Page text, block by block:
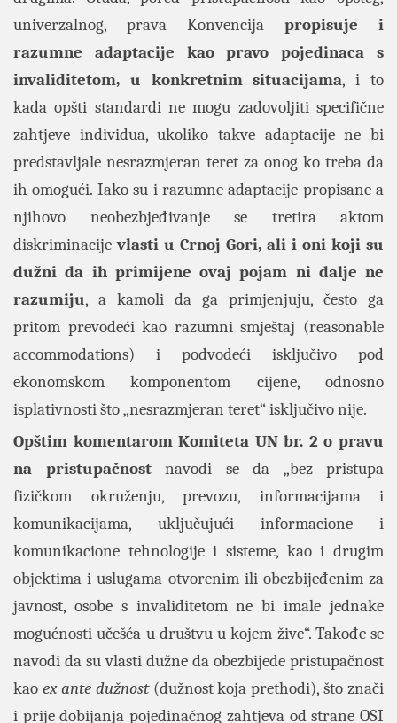
univerzalnog, prava Konvencija propisuje i
razumne adaptacije kao pravo pojedinaca s
invaliditetom, u konkretnim situacijama, i to
kada opšti standardi ne mogu zadovoljiti specifične
zahtjeve individua, ukoliko takve adaptacije ne bi
predstavljale nesrazmjeran teret za onog ko treba da
ih omogući. Iako su i razumne adaptacije propisane a
njihovo neobezbjeđivanje se tretira aktom
diskriminacijevlasti u Crnoj Gori, ali i oni koji su
dužni da ih primijene ovaj pojam ni dalje ne
razumiju, a kamoli da ga primjenjuju, često ga
pritom prevodeći kao razumni smještaj (reasonable
accommodations) i podvodeći isključivo pod
ekonomskom komponentom cijene, odnosno
isplativnosti što „nesrazmjeran teret“ isključivo nije.
Opštim komentarom Komiteta UN br. 2 o pravu
na pristupačnostnavodi se da „bez pristupa
fizičkom okruženju, prevozu, informacijama i
komunikacijama, uključujući informacione i
komunikacione tehnologije i sisteme, kao i drugim
objektima i uslugama otvorenim ili obezbijeđenim za
javnost, osobe s invaliditetom ne bi imale jednake
mogućnosti učešća u društvu u kojem žive“. Takođe se
navodi da su vlasti dužne da obezbijede pristupačnost
kao ex ante dužnost(dužnost koja prethodi), što znači
i prije dobijanja pojedinačnog zahtjeva od strane OSI